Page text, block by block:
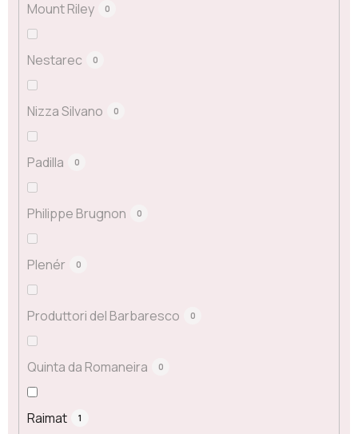
Mount Riley 0
Nestarec 0
Nizza Silvano 0
Padilla 0
Philippe Brugnon 0
Plenér 0
Produttori del Barbaresco 0
Quinta da Romaneira 0
Raimat 1